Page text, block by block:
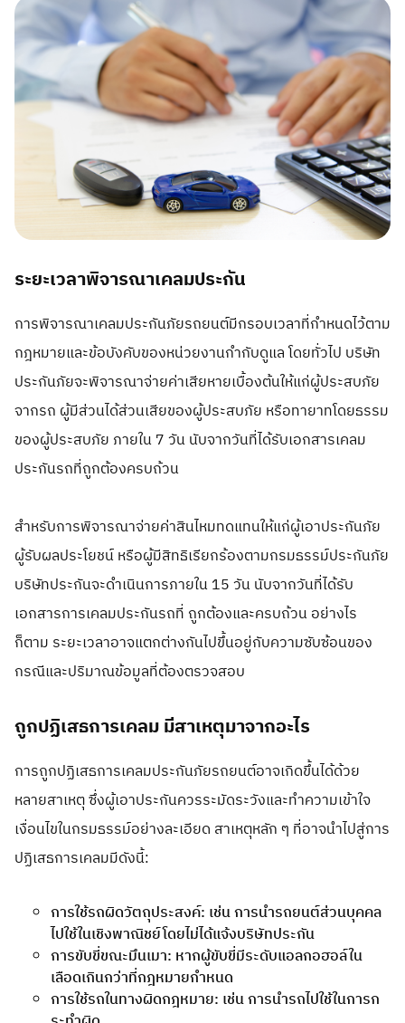
ระยะเวลาพิจารณาเคลมประกัน
การพิจารณาเคลมประกันภัยรถยนต์มีกรอบเวลาที่กำหนดไว้ตาม
กฎหมายและข้อบังคับของหน่วยงานกำกับดูแล โดยทั่วไป บริษัท
ประกันภัยจะพิจารณาจ่ายค่าเสียหายเบื้องต้นให้แก่ผู้ประสบภัย
จากรถ ผู้มีส่วนได้ส่วนเสียของผู้ประสบภัย หรือทายาทโดยธรรม
ของผู้ประสบภัย ภายใน 7 วัน นับจากวันที่ได้รับเอกสารเคลม
ประกันรถที่ถูกต้องครบถ้วน
สำหรับการพิจารณาจ่ายค่าสินไหมทดแทนให้แก่ผู้เอาประกันภัย
ผู้รับผลประโยชน์ หรือผู้มีสิทธิเรียกร้องตามกรมธรรม์ประกันภัย
บริษัทประกันจะดำเนินการภายใน 15 วัน นับจากวันที่ได้รับ
เอกสารการเคลมประกันรถที่ ถูกต้องและครบถ้วน อย่างไร
ก็ตาม ระยะเวลาอาจแตกต่างกันไปขึ้นอยู่กับความซับซ้อนของ
กรณีและปริมาณข้อมูลที่ต้องตรวจสอบ
ถูกปฏิเสธการเคลม มีสาเหตุมาจากอะไร
การถูกปฏิเสธการเคลมประกันภัยรถยนต์อาจเกิดขึ้นได้ด้วย
หลายสาเหตุ ซึ่งผู้เอาประกันควรระมัดระวังและทำความเข้าใจ
เงื่อนไขในกรมธรรม์อย่างละเอียด สาเหตุหลัก ๆ ที่อาจนำไปสู่การ
ปฏิเสธการเคลมมีดังนี้:
การใช้รถผิดวัตถุประสงค์: เช่น การนำรถยนต์ส่วนบุคคล
ไปใช้ในเชิงพาณิชย์โดยไม่ได้แจ้งบริษัทประกัน
การขับขี่ขณะมึนเมา: หากผู้ขับขี่มีระดับแอลกอฮอล์ใน
เลือดเกินกว่าที่กฎหมายกำหนด
การใช้รถในทางผิดกฎหมาย: เช่น การนำรถไปใช้ในการก